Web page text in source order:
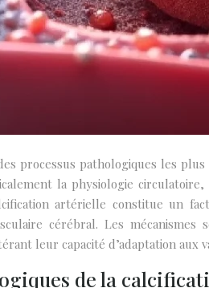
processus pathologiques les
la physiologie
artérielle constitue un
cérébral. Les
leur capacité d’adaptation
de la